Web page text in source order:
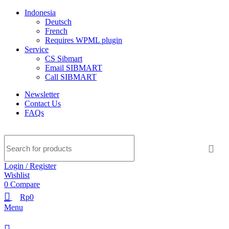
Indonesia
Deutsch
French
Requires WPML plugin
Service
CS Sibmart
Email SIBMART
Call SIBMART
Newsletter
Contact Us
FAQs
Login / Register
Wishlist
0 Compare
Rp0
Menu